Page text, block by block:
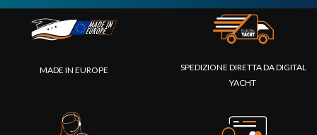
MADE IN EUROPE
SPEDIZIONE DIRETTA DA DIGITAL
YACHT